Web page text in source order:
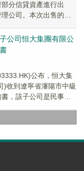
分信貸資產進行出
公司。本次出售的資
公司恒大集團有限公
公布，恒大集
)收到遼寧省瀋陽市中級
，該子公司是民事訴